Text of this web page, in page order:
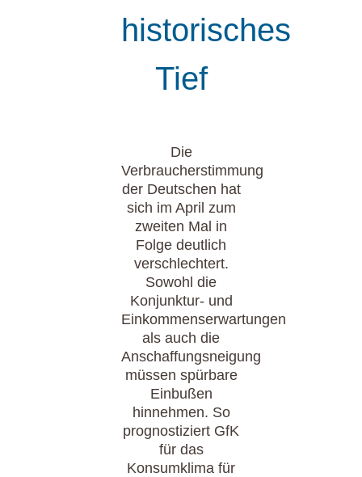
historisches
Tief
Die
Verbraucherstimmung
der Deutschen hat
sich im April zum
zweiten Mal in
Folge deutlich
verschlechtert.
Sowohl die
Konjunktur- und
Einkommenserwartungen
als auch die
Anschaffungsneigung
müssen spürbare
Einbußen
hinnehmen. So
prognostiziert GfK
für das
Konsumklima für